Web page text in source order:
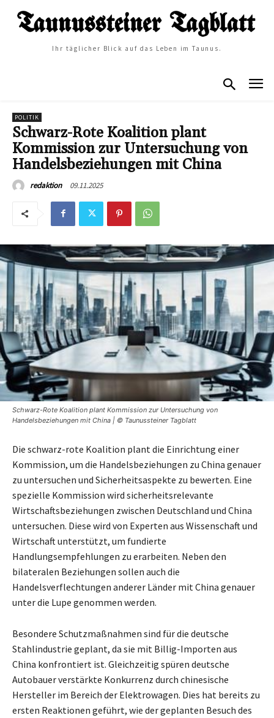
Ihr täglicher Blick auf das Leben im Taunus.
POLITIK
Schwarz-Rote Koalition plant
Kommission zur Untersuchung von
Handelsbeziehungen mit China
redaktion 09.11.2025
Schwarz-Rote Koalition plant Kommission zur Untersuchung von
Handelsbeziehungen mit China | © Taunussteiner Tagblatt
Die schwarz-rote Koalition plant die Einrichtung einer
Kommission, um die Handelsbeziehungen zu China genauer
zu untersuchen und Sicherheitsaspekte zu bewerten. Eine
spezielle Kommission wird sicherheitsrelevante
Wirtschaftsbeziehungen zwischen Deutschland und China
untersuchen. Diese wird von Experten aus Wissenschaft und
Wirtschaft unterstützt, um fundierte
Handlungsempfehlungen zu erarbeiten. Neben den
bilateralen Beziehungen sollen auch die
Handelsverflechtungen anderer Länder mit China genauer
unter die Lupe genommen werden.
Besondere Schutzmaßnahmen sind für die deutsche
Stahlindustrie geplant, da sie mit Billig-Importen aus
China konfrontiert ist. Gleichzeitig spüren deutsche
Autobauer verstärkte Konkurrenz durch chinesische
Hersteller im Bereich der Elektrowagen. Dies hat bereits zu
ersten Reaktionen geführt, wie der geplanten Besuch des